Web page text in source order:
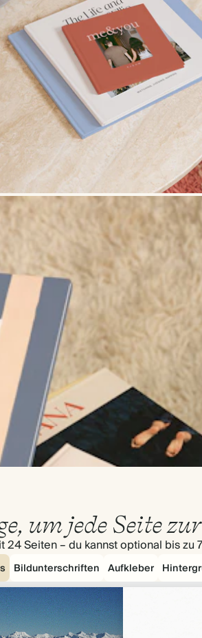
um jede Seite
24 Seiten – du kannst optional bis zu
Bildunterschriften Aufkleber